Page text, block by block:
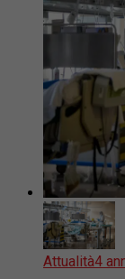
Attualità4